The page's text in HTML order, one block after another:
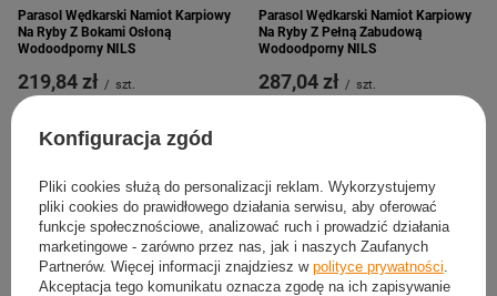
Parasol Wędkarski Namiot Karpiowy
Na Ryby Z Bokami Osłoną
Wodoodporny NILS
219,84 zł / szt.
Parasol Wędkarski Namiot Karpiowy
Na Ryby Z Pełną Zabudową
Wodoodporny NILS
287,04 zł / szt.
Konfiguracja zgód
Pliki cookies służą do personalizacji reklam. Wykorzystujemy
pliki cookies do prawidłowego działania serwisu, aby oferować
funkcje społecznościowe, analizować ruch i prowadzić działania
marketingowe - zarówno przez nas, jak i naszych Zaufanych
Partnerów. Więcej informacji znajdziesz w polityce prywatności
Akceptacja tego komunikatu oznacza zgodę na ich zapisywanie